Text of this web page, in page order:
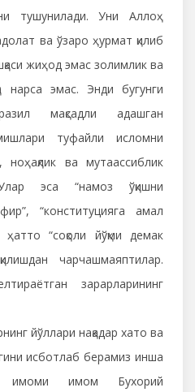
тушунилади. Уни Аллоҳ
ва ўзаро ҳурмат қилиб
жиҳод эмас золимлик ва
нарса эмас. Энди бугунги
мақсадли адашган
туфайли исломни
ноҳақлик ва мутаассиблик
эса “намоз ўқишни
“конституцияга амал
“соқоли йўқми демак
чарчашмаяптилар.
зарарларининг
йўллари нақадар хато ва
исботлаб берамиз инша
имоми имом Бухорий